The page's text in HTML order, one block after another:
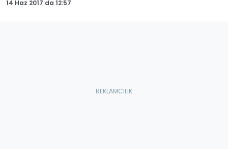
14 Haz 2017 da 12:57